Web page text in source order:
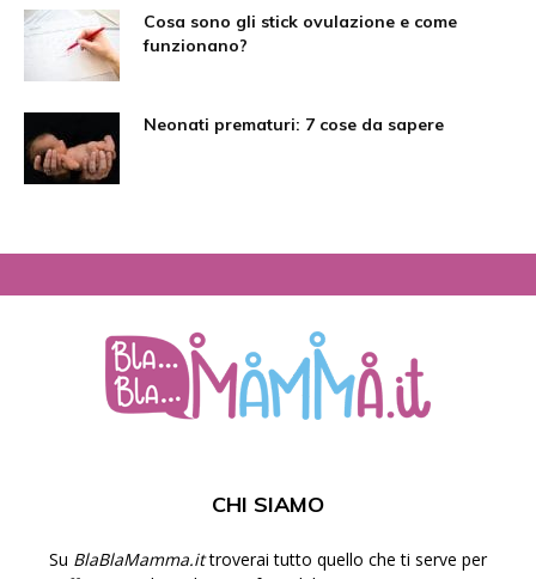
Cosa sono gli stick ovulazione e come
funzionano?
Neonati prematuri: 7 cose da sapere
CHI SIAMO
Su BlaBlaMamma.ittroverai tutto quello che ti serve per